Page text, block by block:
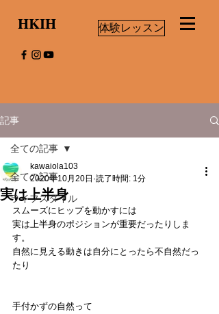
HKIH 体験レッスン
記事
全ての記事
ライフスタイル
全ての記事
実は上半身
kawaiola103
2020年10月20日 読了時間: 1分
スムーズにヒップを動かすには
実は上半身のポジションが重要だったりしま
す。
自然に見える動きは自分にとったら不自然だっ
たり
手付かずの自然って